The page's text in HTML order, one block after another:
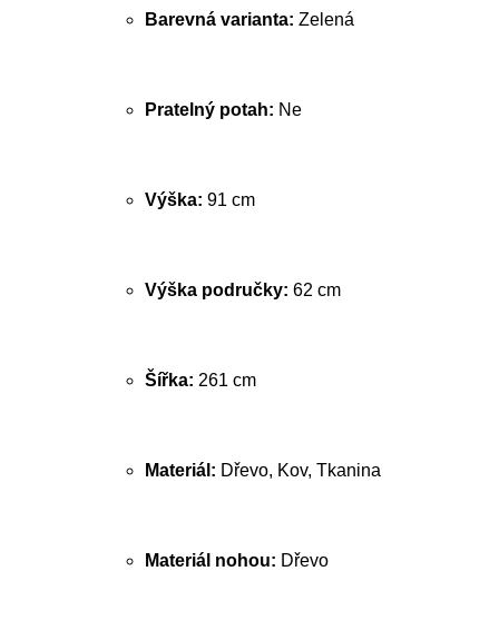
Barevná varianta: Zelená
Pratelný potah: Ne
Výška: 91 cm
Výška područky: 62 cm
Šířka: 261 cm
Materiál: Dřevo, Kov, Tkanina
Materiál nohou: Dřevo